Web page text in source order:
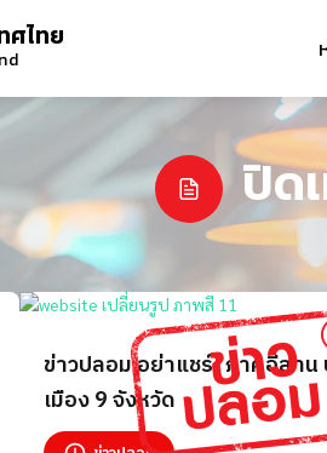
ศไทย
ปิด
ข่าวปลอม อย่าแชร์! ภาคอีสาน
เมือง 9 จังหวัด